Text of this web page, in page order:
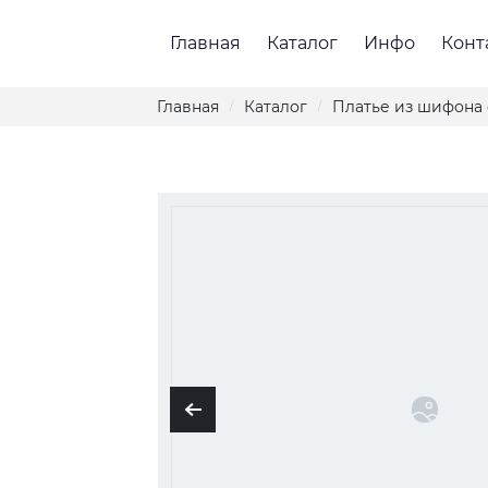
Главная Каталог Инфо
Главная / Каталог / Платье из